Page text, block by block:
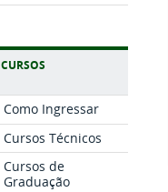
CURSOS
Como Ingressar
Cursos Técnicos
Cursos de
Graduação